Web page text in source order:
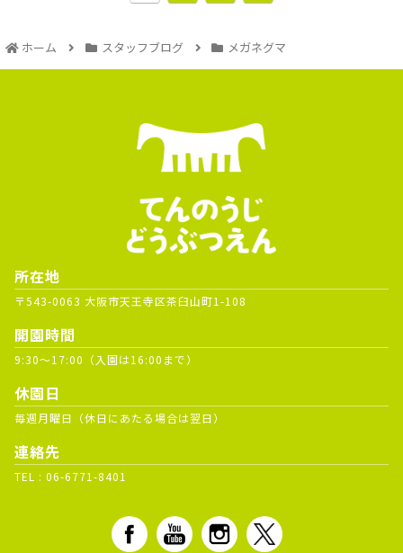
ホーム スタッフブログ メガネグマ
所在地
〒543-0063 大阪市天王寺区茶臼山町1-108
開園時間
9:30～17:00（入園は16:00まで）
休園日
毎週月曜日（休日にあたる場合は翌日）
連絡先
TEL : 06-6771-8401